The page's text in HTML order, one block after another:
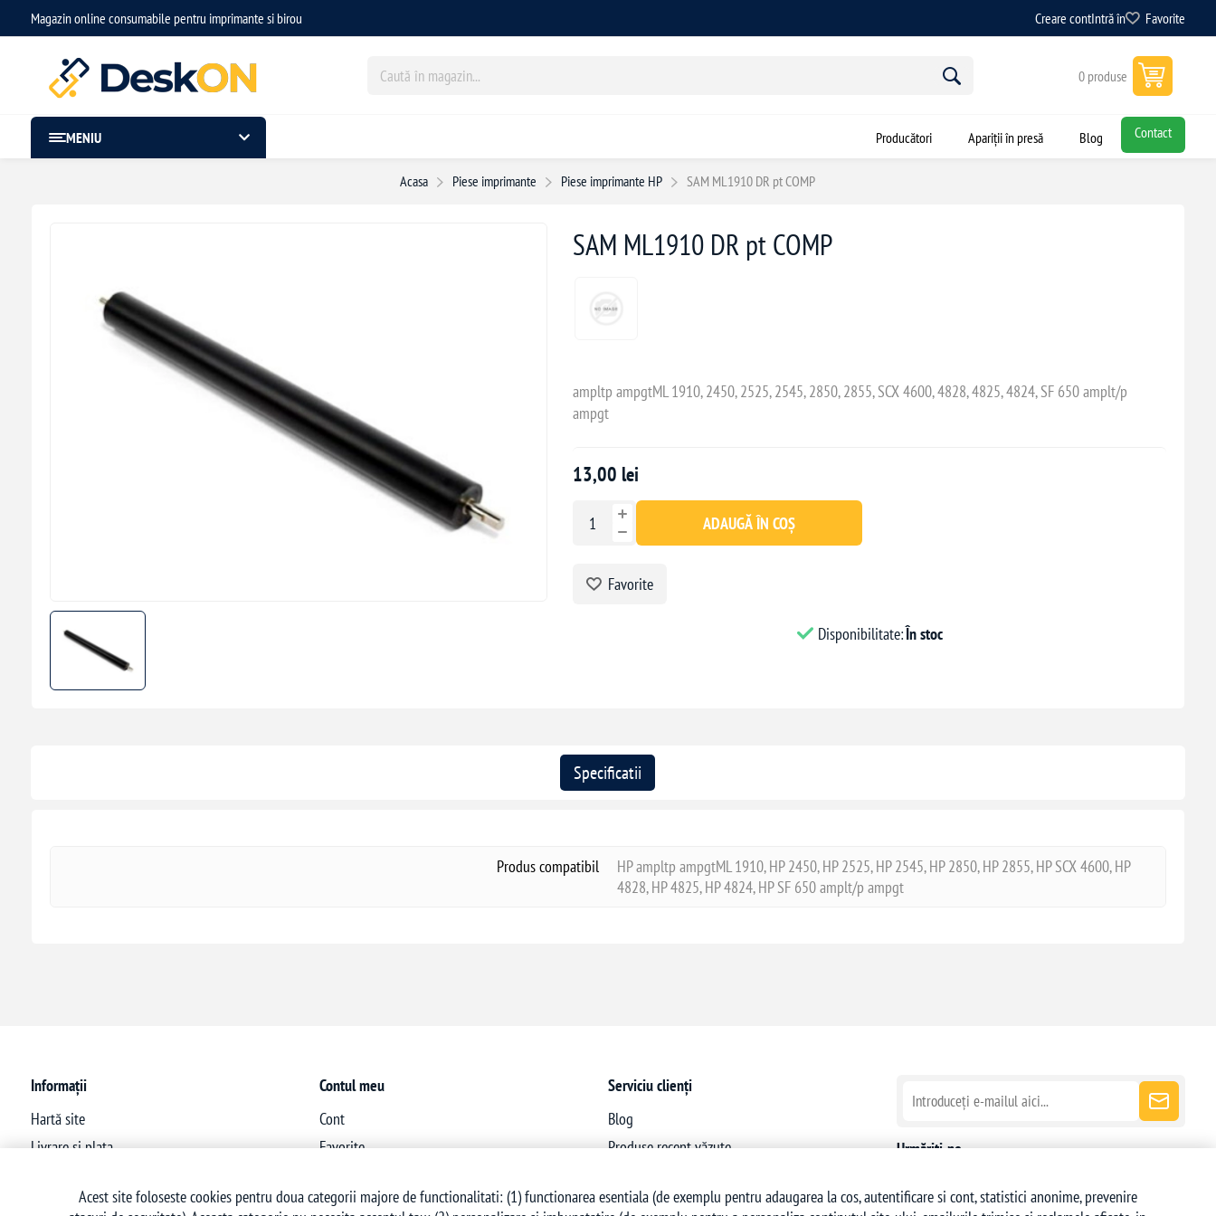
Magazin online consumabile pentru imprimante si birou Creare contIntră în Favorite
0 produse
MENIU Producători Apariții în presă Blog Contact
Acasa Piese imprimante Piese imprimante HP SAM ML1910 DR pt COMP
SAM ML1910 DR pt COMP
ampltp ampgtML 1910, 2450, 2525, 2545, 2850, 2855, SCX 4600, 4828, 4825, 4824, SF 650 amplt/p
ampgt
13,00 lei
ADAUGĂ ÎN COȘ
Favorite
Disponibilitate:În stoc
Specificatii
Produs compatibil
HP ampltp ampgtML 1910, HP 2450, HP 2525, HP 2545, HP 2850, HP 2855, HP SCX 4600, HP
4828, HP 4825, HP 4824, HP SF 650 amplt/p ampgt
Informații
Hartă site
Livrare si plata
Termeni si conditii
Contul meu
Cont
Favorite
Serviciu clienți
Blog
Produse recent văzute
Urmăriți-ne
Acest site foloseste cookies pentru doua categorii majore de functionalitati: (1) functionarea esentiala (de exemplu pentru adaugarea la cos, autentificare si cont, statistici anonime, prevenire